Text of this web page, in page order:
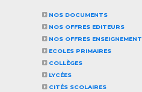
NOS DOCUMENTS
NOS OFFRES EDITEURS
NOS OFFRES ENSEIGNEMENT
ECOLES PRIMAIRES
COLLÈGES
LYCÉES
CITÉS SCOLAIRES